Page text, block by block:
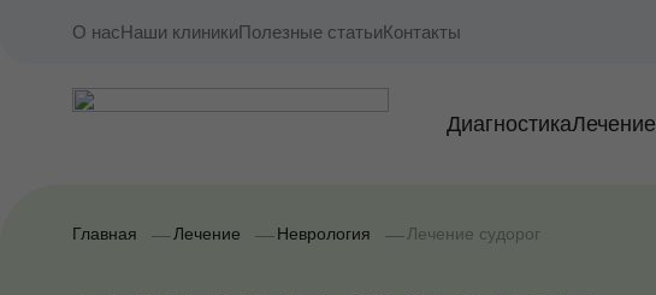
О насНаши клиникиПолезные статьиКонтакты
ДиагностикаЛечение
Главная Лечение Неврология Лечение судорог